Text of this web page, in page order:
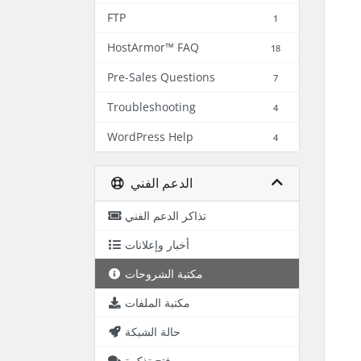
FTP 1
HostArmor™ FAQ 18
Pre-Sales Questions 7
Troubleshooting 4
WordPress Help 4
الدعم الفني
تذاكر الدعم الفني
أخبار وإعلانات
مكتبة الشروحات
مكتبة الملفات
حالة الشبكة